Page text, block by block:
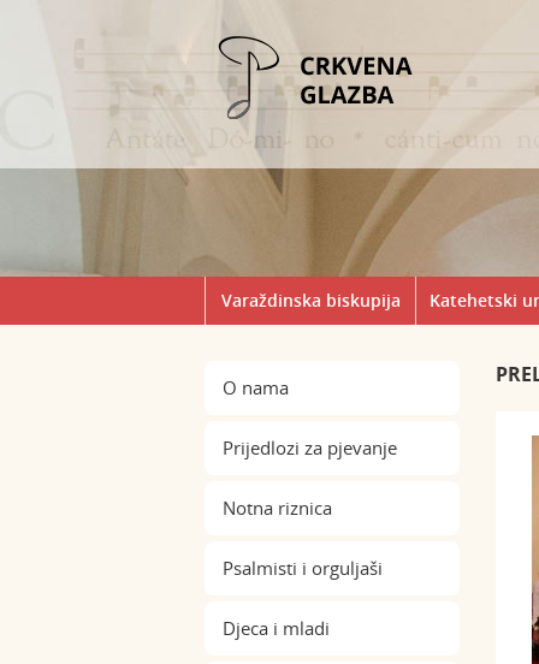
Varaždinska biskupija Katehetski
O nama
Prijedlozi za pjevanje
Notna riznica
Psalmisti i orguljaši
Djeca i mladi